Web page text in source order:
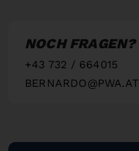
NOCH FRAGEN?
+43 732 / 664015
BERNARDO@PWA.AT